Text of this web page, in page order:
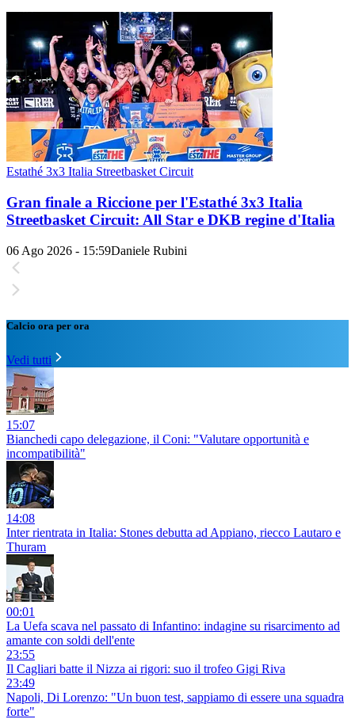
Estathé 3x3 Italia Streetbasket Circuit
Gran finale a Riccione per l'Estathé 3x3 Italia
Streetbasket Circuit: All Star e DKB regine d'Italia
06 Ago 2026 - 15:59Daniele Rubini
Calcio ora per ora
Vedi tutti
15:07
Bianchedi capo delegazione, il Coni: "Valutare opportunità e
incompatibilità"
14:08
Inter rientrata in Italia: Stones debutta ad Appiano, riecco Lautaro e
Thuram
00:01
La Uefa scava nel passato di Infantino: indagine su risarcimento ad
amante con soldi dell'ente
23:55
Il Cagliari batte il Nizza ai rigori: suo il trofeo Gigi Riva
23:49
Napoli, Di Lorenzo: "Un buon test, sappiamo di essere una squadra
forte"